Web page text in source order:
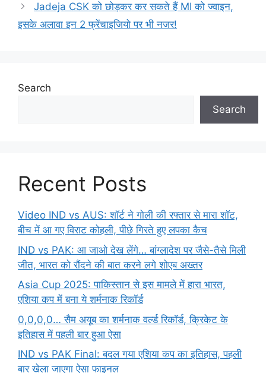
Jadeja CSK को छोड़कर कर सकते हैं MI को ज्वाइन,
इसके अलावा इन 2 फ्रेंचाइजियो पर भी नजर!
Search
Search
Recent Posts
Video IND vs AUS: शॉर्ट ने गोली की रफ्तार से मारा शॉट,
बीच में आ गए विराट कोहली, पीछे गिरते हुए लपका कैच
IND vs PAK: आ जाओ देख लेंगे… बांग्लादेश पर जैसे-तैसे मिली
जीत, भारत को रौंदने की बात करने लगे शोएब अख्तर
Asia Cup 2025: पाकिस्तान से इस मामले में हारा भारत,
एशिया कप में बना ये शर्मनाक रिकॉर्ड
0,0,0,0… सैम अयूब का शर्मनाक वर्ल्ड रिकॉर्ड, क्रिकेट के
इतिहास में पहली बार हुआ ऐसा
IND vs PAK Final: बदल गया एशिया कप का इतिहास, पहली
बार खेला जाएगा ऐसा फाइनल